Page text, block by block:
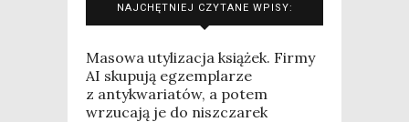
NAJCHĘTNIEJ CZYTANE WPISY:
Masowa utylizacja książek. Firmy
AI skupują egzemplarze
z antykwariatów, a potem
wrzucają je do niszczarek